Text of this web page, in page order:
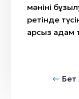
мәнінің
ретінде
арсыз адам